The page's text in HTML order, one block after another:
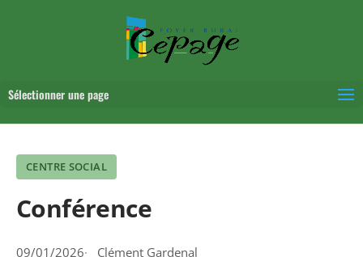
Sélectionner une page
CENTRE SOCIAL
Conférence
09/01/2026 Clément Gardenal